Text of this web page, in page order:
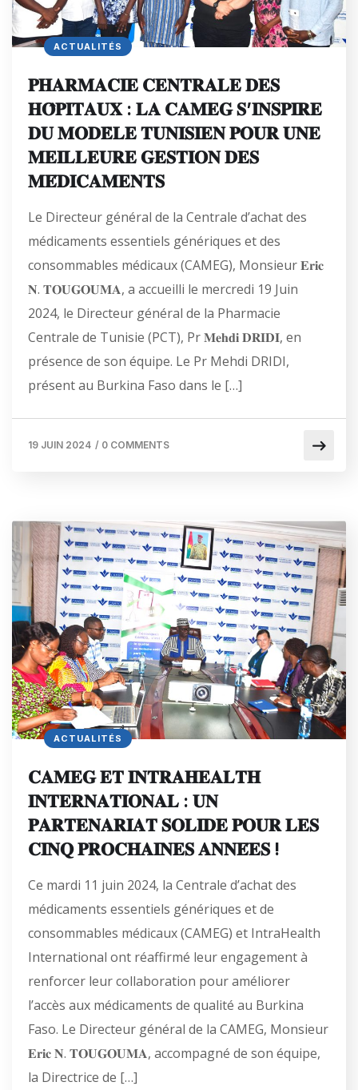
ACTUALITÉS
𝐏𝐇𝐀𝐑𝐌𝐀𝐂𝐈𝐄 𝐂𝐄𝐍𝐓𝐑𝐀𝐋𝐄 𝐃𝐄𝐒
𝐇𝐎̂𝐏𝐈𝐓𝐀𝐔𝐗 : 𝐋𝐀 𝐂𝐀𝐌𝐄𝐆 𝐒’𝐈𝐍𝐒𝐏𝐈𝐑𝐄
𝐃𝐔 𝐌𝐎𝐃𝐄̀𝐋𝐄 𝐓𝐔𝐍𝐈𝐒𝐈𝐄𝐍 𝐏𝐎𝐔𝐑 𝐔𝐍𝐄
𝐌𝐄𝐈𝐋𝐋𝐄𝐔𝐑𝐄 𝐆𝐄𝐒𝐓𝐈𝐎𝐍 𝐃𝐄𝐒
𝐌𝐄́𝐃𝐈𝐂𝐀𝐌𝐄𝐍𝐓𝐒
Le Directeur général de la Centrale d’achat des
médicaments essentiels génériques et des
consommables médicaux (CAMEG), Monsieur 𝐄𝐫𝐢𝐜
𝐍. 𝐓𝐎𝐔𝐆𝐎𝐔𝐌𝐀, a accueilli le mercredi 19 Juin
2024, le Directeur général de la Pharmacie
Centrale de Tunisie (PCT), Pr 𝐌𝐞𝐡𝐝𝐢 𝐃𝐑𝐈𝐃𝐈, en
présence de son équipe. Le Pr Mehdi DRIDI,
présent au Burkina Faso dans le […]
19 JUIN 2024 / 0 COMMENTS
ACTUALITÉS
𝐂𝐀𝐌𝐄𝐆 𝐄𝐓 𝐈𝐍𝐓𝐑𝐀𝐇𝐄𝐀𝐋𝐓𝐇
𝐈𝐍𝐓𝐄𝐑𝐍𝐀𝐓𝐈𝐎𝐍𝐀𝐋 : 𝐔𝐍
𝐏𝐀𝐑𝐓𝐄𝐍𝐀𝐑𝐈𝐀𝐓 𝐒𝐎𝐋𝐈𝐃𝐄 𝐏𝐎𝐔𝐑 𝐋𝐄𝐒
𝐂𝐈𝐍𝐐 𝐏𝐑𝐎𝐂𝐇𝐀𝐈𝐍𝐄𝐒 𝐀𝐍𝐍𝐄́𝐄𝐒 !
Ce mardi 11 juin 2024, la Centrale d’achat des
médicaments essentiels génériques et de
consommables médicaux (CAMEG) et IntraHealth
International ont réaffirmé leur engagement à
renforcer leur collaboration pour améliorer
l’accès aux médicaments de qualité au Burkina
Faso. Le Directeur général de la CAMEG, Monsieur
𝐄𝐫𝐢𝐜 𝐍. 𝐓𝐎𝐔𝐆𝐎𝐔𝐌𝐀, accompagné de son équipe,
la Directrice de […]